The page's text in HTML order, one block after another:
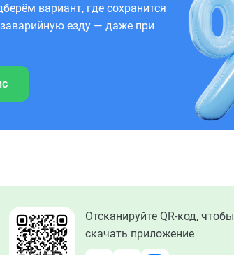
вариант, где сохранится
езду — даже при
Отсканируйте QR-код, чтобы
скачать приложение